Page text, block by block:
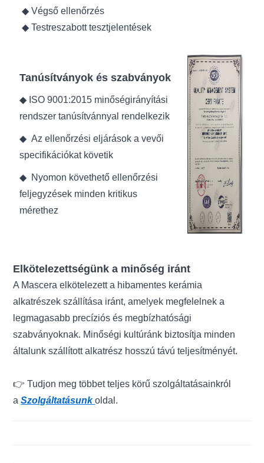
◆ Végső ellenőrzés
◆ Testreszabott tesztjelentések
Tanúsítványok és szabványok
◆ ISO 9001:2015 minőségirányítási
rendszer tanúsítvánnyal rendelkezik
◆Az ellenőrzési eljárások a vevői
specifikációkat követik
◆ Nyomon követhető ellenőrzési
feljegyzések minden kritikus
mérethez
Elkötelezettségünk a minőség iránt
A Mascera elkötelezett a hibamentes kerámia
alkatrészek szállítása iránt, amelyek megfelelnek a
legmagasabb precíziós és megbízhatósági
szabványoknak. Minőségi kultúránk biztosítja minden
általunk szállított alkatrész hosszú távú teljesítményét.
👉Tudjon meg többet teljes körű szolgáltatásainkról
aSzolgáltatásunk oldal.